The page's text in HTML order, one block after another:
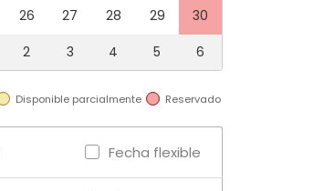
26 27 28 29
30
2 3 4 5 6
Disponible parcialmente Reservado
Fecha flexible